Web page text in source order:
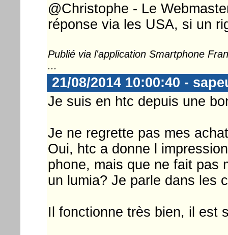
@Christophe - Le
réponse via les USA, si un
Publié via l'application Smartphone
...
21/08/2014 10:00:40 -
Je suis en htc depuis une
Je ne regrette pas mes
Oui, htc a donne l
phone, mais que ne fait pas
un lumia? Je parle dans les
Il fonctionne très bien, il est